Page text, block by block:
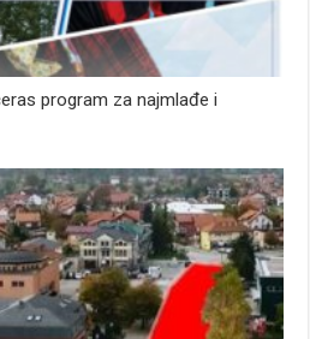
program za najmlađe i